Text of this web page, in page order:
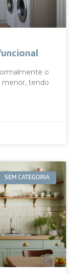
o
menor, tendo
SEM CATEGORIA